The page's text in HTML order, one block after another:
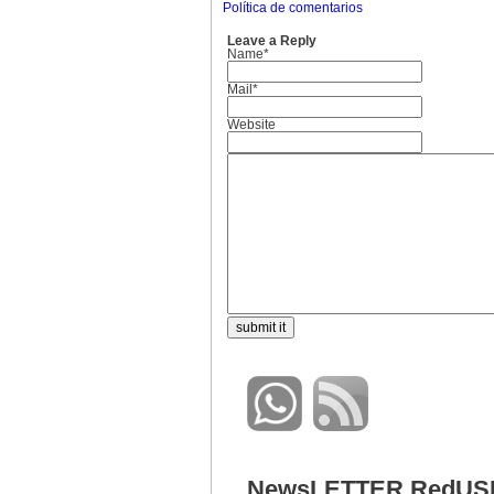
Política de comentarios
Leave a Reply
Name*
Mail*
Website